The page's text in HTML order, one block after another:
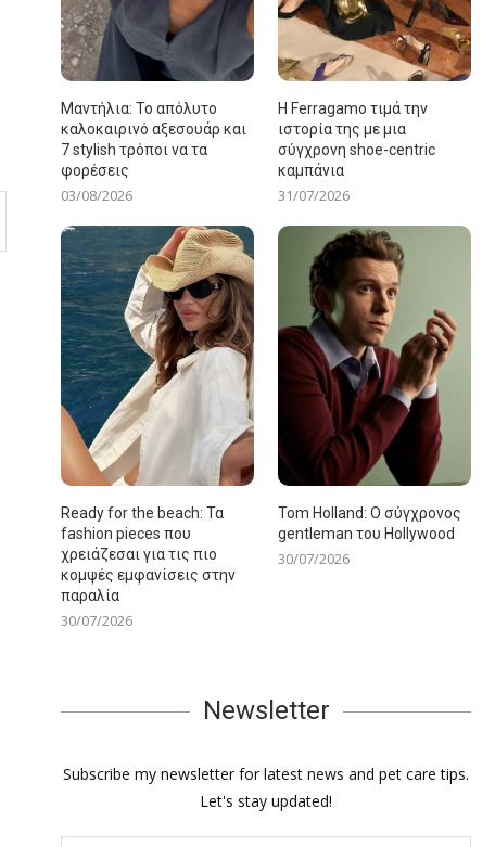
Μαντήλια: Το απόλυτο
καλοκαιρινό αξεσουάρ και
7 stylish τρόποι να τα
φορέσεις
03/08/2026
Η Ferragamo τιμά την
ιστορία της με μια
σύγχρονη shoe-centric
καμπάνια
31/07/2026
Ready for the beach: Τα
fashion pieces που
χρειάζεσαι για τις πιο
κομψές εμφανίσεις στην
παραλία
30/07/2026
Tom Holland: Ο σύγχρονος
gentleman του Hollywood
30/07/2026
Newsletter
Subscribe my newsletter for latest news and pet care tips.
Let's stay updated!